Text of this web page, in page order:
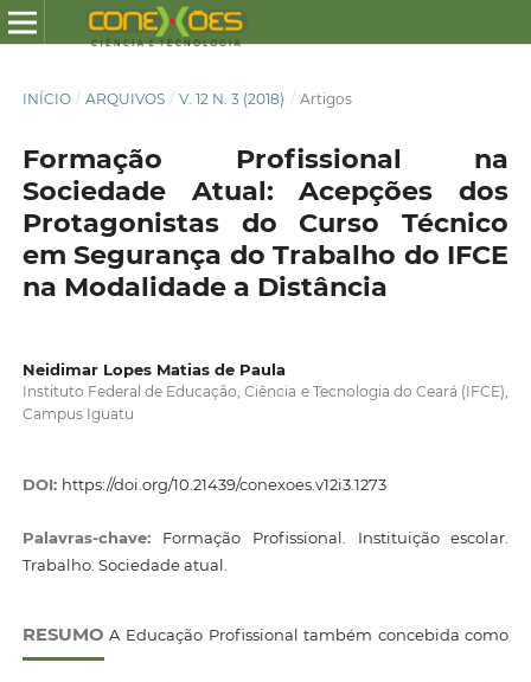
INÍCIO / ARQUIVOS / V. 12 N. 3 (2018) / Artigos
Formação Profissional na
Sociedade Atual: Acepções dos
Protagonistas do Curso Técnico
em Segurança do Trabalho do IFCE
na Modalidade a Distância
Neidimar Lopes Matias de Paula
Instituto Federal de Educação, Ciência e Tecnologia do Ceará (IFCE),
Campus Iguatu
DOI: https://doi.org/10.21439/conexoes.v12i3.1273
Palavras-chave: Formação Profissional. Instituição escolar.
Trabalho. Sociedade atual.
RESUMO A Educação Profissional também concebida como